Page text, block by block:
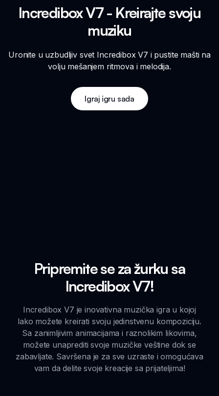
Incredibox V7 - Kreirajte svoju
muziku
Uronite u uzbudljiv svet Incredibox V7 i pustite mašti na
volju mešanjem ritmova i melodija.
Igraj igru sada
Pripremite se za žurku sa
Incredibox V7!
Incredibox V7 je inovativna muzička igra u kojoj
lako možete kreirati svoju jedinstvenu kompoziciju.
Sa zanimljivim animacijama i raznolikim likovima,
možete unaprediti svoje muzičke veštine dok se
zabavljate. Savršena je za sve uzraste i omogućava
vam da delite svoje kreacije sa prijateljima!